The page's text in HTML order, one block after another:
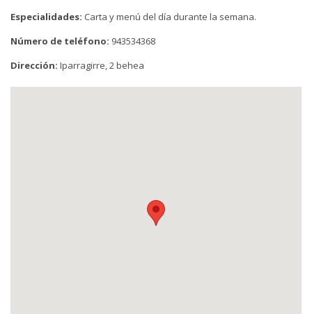
Especialidades: Carta y menú del día durante la semana.
Número de teléfono: 943534368
Dirección: Iparragirre, 2 behea